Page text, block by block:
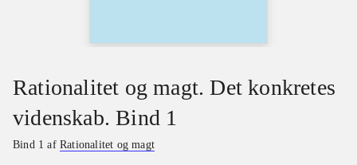
Rationalitet og magt. Det konkretes
videnskab. Bind 1
Bind 1 afRationalitet og magt